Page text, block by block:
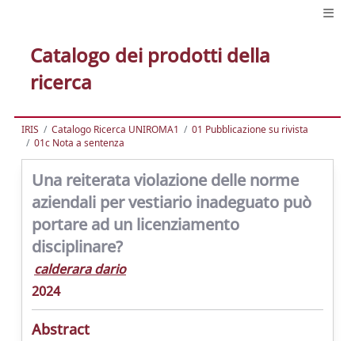
Catalogo dei prodotti della
ricerca
IRIS Catalogo Ricerca UNIROMA1
01 Pubblicazione su rivista
01c Nota a sentenza
Una reiterata violazione delle norme
aziendali per vestiario inadeguato può
portare ad un licenziamento
disciplinare?
calderara dario
2024
Abstract